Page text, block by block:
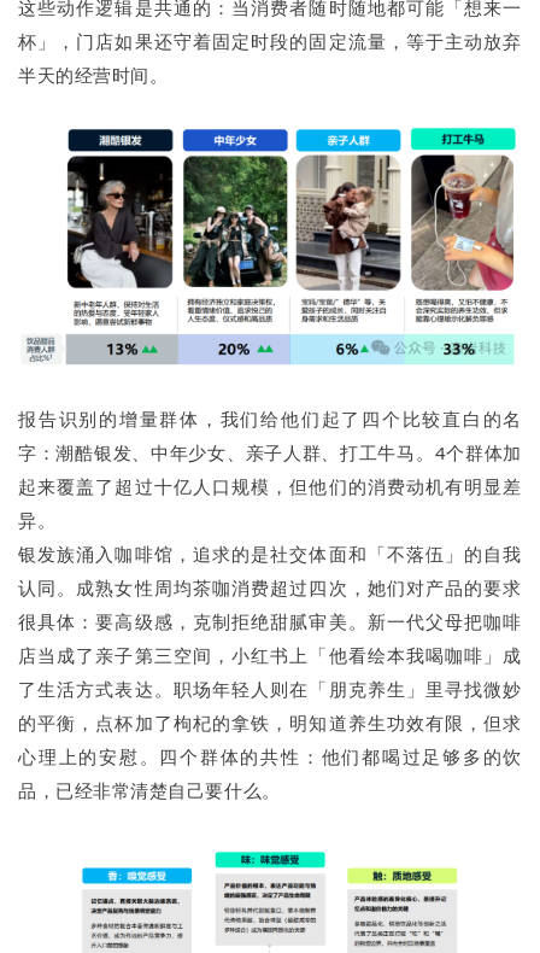
这些动作逻辑是共通的：当消费者随时随地都可能「想来一
杯」，门店如果还守着固定时段的固定流量，等于主动放弃
半天的经营时间。
报告识别的增量群体，我们给他们起了四个比较直白的名
字：潮酷银发、中年少女、亲子人群、打工牛马。4个群体加
起来覆盖了超过十亿人口规模，但他们的消费动机有明显差
异。
银发族涌入咖啡馆，追求的是社交体面和「不落伍」的自我
认同。成熟女性周均茶咖消费超过四次，她们对产品的要求
很具体：要高级感，克制拒绝甜腻审美。新一代父母把咖啡
店当成了亲子第三空间，小红书上「他看绘本我喝咖啡」成
了生活方式表达。职场年轻人则在「朋克养生」里寻找微妙
的平衡，点杯加了枸杞的拿铁，明知道养生功效有限，但求
心理上的安慰。四个群体的共性：他们都喝过足够多的饮
品，已经非常清楚自己要什么。